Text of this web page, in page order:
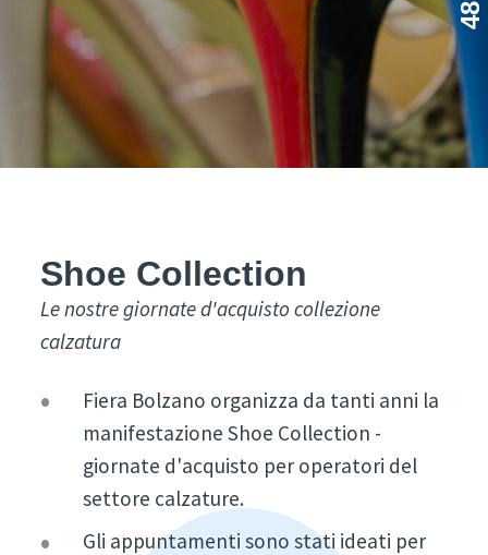
48
Shoe Collection
Le nostre giornate d'acquisto collezione
calzatura
Fiera Bolzano organizza da tanti anni la
manifestazione Shoe Collection -
giornate d'acquisto per operatori del
settore calzature.
Gli appuntamenti sono stati ideati per